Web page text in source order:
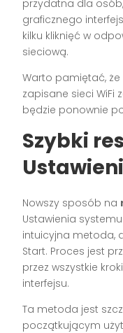
przydatna dla
graficznego
kilku kliknięć w
sieciową.
Warto pamiętać,
zapisane sieci WiFi
będzie ponownie
Szybki
Nowszy sposób na
Ustawienia
intuicyjna metoda,
Start. Proces jest
przez wszystkie
interfejsu.
Ta metoda jest
początkującym